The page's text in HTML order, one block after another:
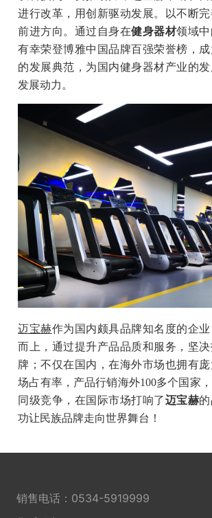
进行改革，用创新驱动发展。以不断
前进方向。通过自身在健身器材领域
有幸荣登博雅中国品牌百强荣誉榜，
的发展典范，为国内健身器材产业的
发展动力。
迈宝赫作为国内颇具品牌知名度的企
而上，通过提升产品品质和服务，坚
牌；不仅在国内，在海外市场也拥有
场占有率，产品行销海外100多个国家
同级竞争，在国际市场打响了迈宝赫
功让民族品牌走向世界舞台！
销售电话： 0534-5919999